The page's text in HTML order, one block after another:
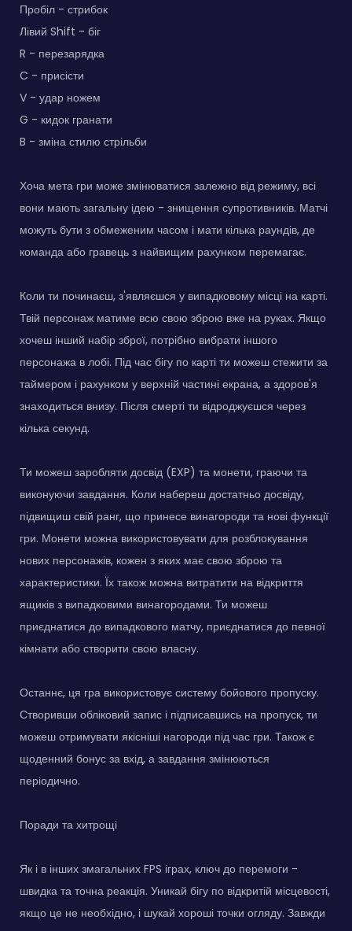
Пробіл - стрибок
Лівий Shift - біг
R - перезарядка
C - присісти
V - удар ножем
G - кидок гранати
B - зміна стилю стрільби
Хоча мета гри може змінюватися залежно від режиму, всі
вони мають загальну ідею - знищення супротивників. Матчі
можуть бути з обмеженим часом і мати кілька раундів, де
команда або гравець з найвищим рахунком перемагає.
Коли ти починаєш, з'являєшся у випадковому місці на карті.
Твій персонаж матиме всю свою зброю вже на руках. Якщо
хочеш інший набір зброї, потрібно вибрати іншого
персонажа в лобі. Під час бігу по карті ти можеш стежити за
таймером і рахунком у верхній частині екрана, а здоров'я
знаходиться внизу. Після смерті ти відроджуєшся через
кілька секунд.
Ти можеш заробляти досвід (EXP) та монети, граючи та
виконуючи завдання. Коли набереш достатньо досвіду,
підвищиш свій ранг, що принесе винагороди та нові функції
гри. Монети можна використовувати для розблокування
нових персонажів, кожен з яких має свою зброю та
характеристики. Їх також можна витратити на відкриття
ящиків з випадковими винагородами. Ти можеш
приєднатися до випадкового матчу, приєднатися до певної
кімнати або створити свою власну.
Останнє, ця гра використовує систему бойового пропуску.
Створивши обліковий запис і підписавшись на пропуск, ти
можеш отримувати якісніші нагороди під час гри. Також є
щоденний бонус за вхід, а завдання змінюються
періодично.
Поради та хитрощі
Як і в інших змагальних FPS іграх, ключ до перемоги -
швидка та точна реакція. Уникай бігу по відкритій місцевості,
якщо це не необхідно, і шукай хороші точки огляду. Завжди